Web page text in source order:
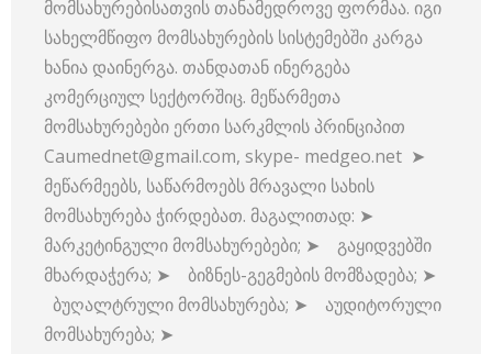
მომსახურებისათვის თანამედროვე ფორმაა. იგი
სახელმწიფო მომსახურების სისტემებში კარგა
ხანია დაინერგა. თანდათან ინერგება
კომერციულ სექტორშიც. მეწარმეთა
მომსახურებები ერთი სარკმლის პრინციპით
Caumednet@gmail.com, skype- medgeo.net ➤
მეწარმეებს, საწარმოებს მრავალი სახის
მომსახურება ჭირდებათ. მაგალითად: ➤
მარკეტინგული მომსახურებები; ➤ გაყიდვებში
მხარდაჭერა; ➤ ბიზნეს-გეგმების მომზადება; ➤
ბუღალტრული მომსახურება; ➤ აუდიტორული
მომსახურება; ➤